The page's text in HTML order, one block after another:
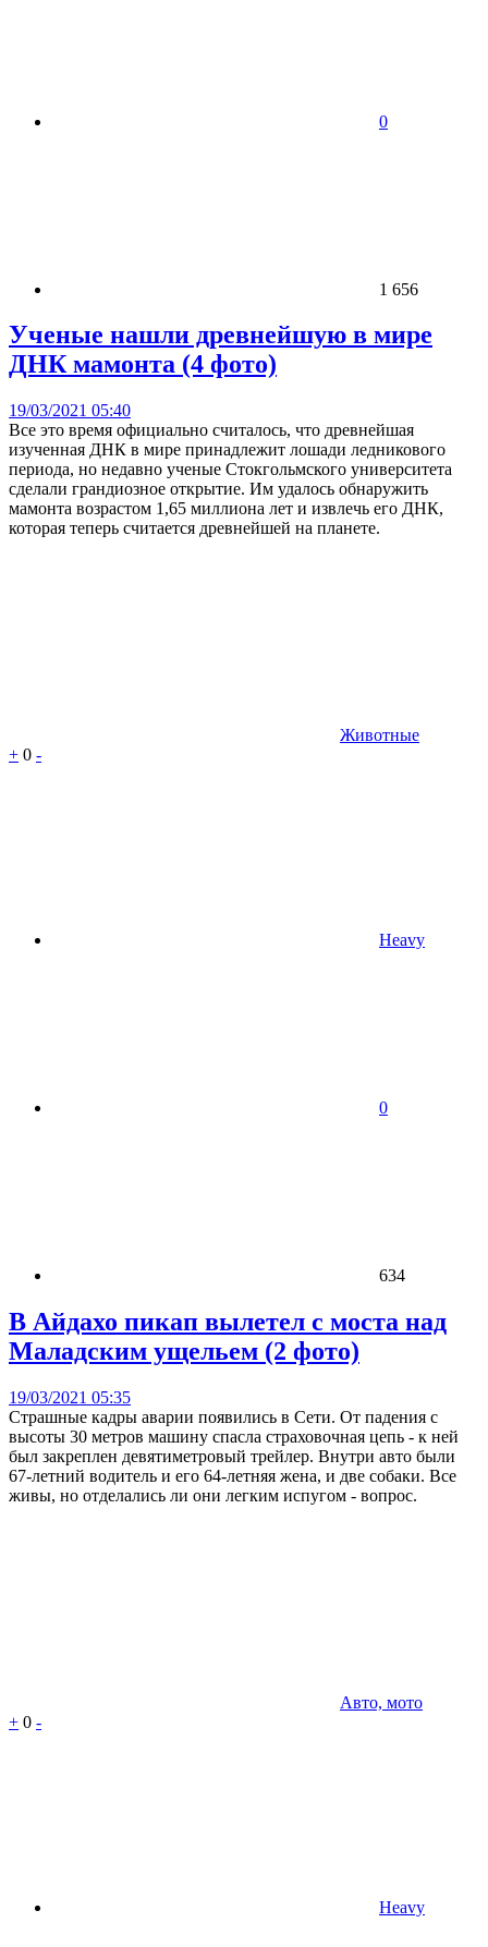
0
1 656
Ученые нашли древнейшую в мире
ДНК мамонта (4 фото)
19/03/2021 05:40
Все это время официально считалось, что древнейшая
изученная ДНК в мире принадлежит лошади ледникового
периода, но недавно ученые Стокгольмского университета
сделали грандиозное открытие. Им удалось обнаружить
мамонта возрастом 1,65 миллиона лет и извлечь его ДНК,
которая теперь считается древнейшей на планете.
Животные
+ 0 -
Heavy
0
634
В Айдахо пикап вылетел с моста над
Маладским ущельем (2 фото)
19/03/2021 05:35
Страшные кадры аварии появились в Сети. От падения с
высоты 30 метров машину спасла страховочная цепь - к ней
был закреплен девятиметровый трейлер. Внутри авто были
67-летний водитель и его 64-летняя жена, и две собаки. Все
живы, но отделались ли они легким испугом - вопрос.
Авто, мото
+ 0 -
Heavy